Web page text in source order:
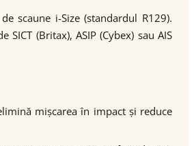
scaune i-Size (standardul R129).
(Britax), ASIP (Cybex) sau AIS
mișcarea în impact și reduce